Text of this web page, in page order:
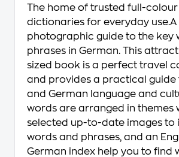
The home of trusted full-colour
dictionaries for everyday use.A
photographic guide to the key
phrases in German. This
sized book is a perfect travel
and provides a practical guide
and German language and
words are arranged in themes
selected up-to-date images to
words and phrases, and an
German index help you to find